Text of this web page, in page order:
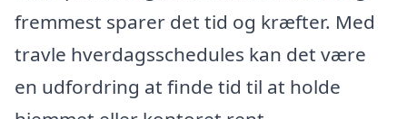
fremmest sparer det tid og kræfter. Med
travle hverdagsschedules kan det være
en udfordring at finde tid til at holde